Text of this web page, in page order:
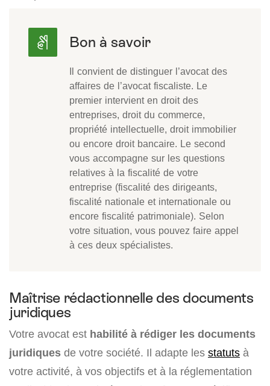
Il convient de distinguer l’avocat des
affaires de l’avocat fiscaliste. Le
premier intervient en droit des
entreprises, droit du commerce,
propriété intellectuelle, droit immobilier
ou encore droit bancaire. Le second
vous accompagne sur les questions
relatives à la fiscalité de votre
entreprise (fiscalité des dirigeants,
fiscalité nationale et internationale ou
encore fiscalité patrimoniale). Selon
votre situation, vous pouvez faire appel
à ces deux spécialistes.
Maîtrise rédactionnelle des documents
juridiques
Votre avocat est habilité à rédiger les documents
juridiques de votre société. Il adapte les statuts à
votre activité, à vos objectifs et à la réglementation